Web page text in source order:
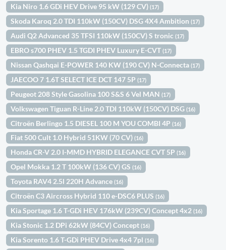
Kia Niro 1.6 GDi HEV Drive 95 kW (129 CV)(17)
Skoda Karoq 2.0 TDI 110kW (150CV) DSG 4X4 Ambition(17)
Audi Q2 Advanced 35 TFSI 110kW (150CV) S tronic(17)
EBRO s700 PHEV 1.5 TGDI PHEV Luxury E-CVT(17)
Nissan Qashqai E-POWER 140 KW (190 CV) N-Connecta(17)
JAECOO 7 1.6T SELECT ICE DCT 147 5P(17)
Peugeot 208 Style Gasolina 100 S&S 6 Vel MAN(17)
Volkswagen Tiguan R-Line 2.0 TDI 110kW (150CV) DSG(16)
Citroën Berlingo 1.5 DIESEL 100 M YOU COMBI 4P(16)
Fiat 500 Cult 1.0 Hybrid 51KW (70 CV)(16)
Honda CR-V 2.0 I-MMD HYBRID ELEGANCE CVT 5P(16)
Opel Mokka 1.2 T 100kW (136 CV) GS(16)
Toyota RAV4 2.5l 220H Advance(16)
Citroën C3 Aircross Hybrid 110 e-DSC6 PLUS(16)
Kia Sportage 1.6 T-GDi HEV 176kW (239CV) Concept 4x2(16)
Kia Stonic 1.2 DPi 62kW (84CV) Concept(16)
Kia Sorento 1.6 T-GDi PHEV Drive 4x4 7pl(16)